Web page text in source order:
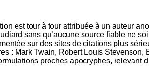
est tour à tour attribuée à un auteur
sans qu’aucune source fiable ne
sur des sites de citations plus
: Mark Twain, Robert Louis
proches apocryphes, relevant